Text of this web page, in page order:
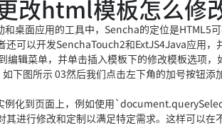
改html模板怎么修
桌面应用的工具中，Sencha的定位是HTML5
可以开发SenchaTouch2和ExtJS4Java应用，
辑菜单，并单击插入模板下的修改模板选项
下图所示 03然后我们点击左下角的加号按钮
例化到页面上，例如使用
其进行修改和定制以满足特定需求。这样可以